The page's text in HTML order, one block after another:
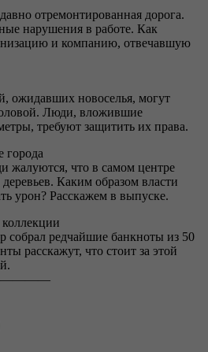
отремонтированная дорога.
нарушения в работе. Как
и компанию, отвечавшую
ожидавших новоселья, могут
Люди, вложившие
требуют защитить их права.
города
жалуются, что в самом центре
Каким образом власти
урон? Расскажем в выпуске.
собрал редчайшие банкноты из 50
расскажут, что стоит за этой